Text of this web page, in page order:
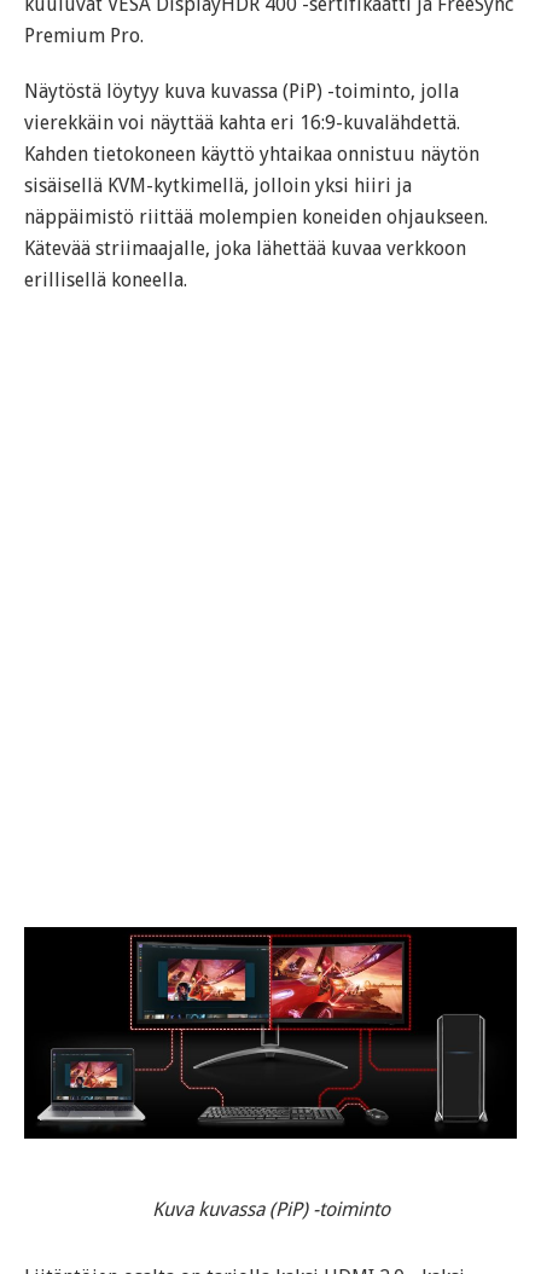
kuuluvat VESA DisplayHDR 400 -sertifikaatti ja FreeSync
Premium Pro.
Näytöstä löytyy kuva kuvassa (PiP) -toiminto, jolla
vierekkäin voi näyttää kahta eri 16:9-kuvalähdettä.
Kahden tietokoneen käyttö yhtaikaa onnistuu näytön
sisäisellä KVM-kytkimellä, jolloin yksi hiiri ja
näppäimistö riittää molempien koneiden ohjaukseen.
Kätevää striimaajalle, joka lähettää kuvaa verkkoon
erillisellä koneella.
Kuva kuvassa (PiP) -toiminto